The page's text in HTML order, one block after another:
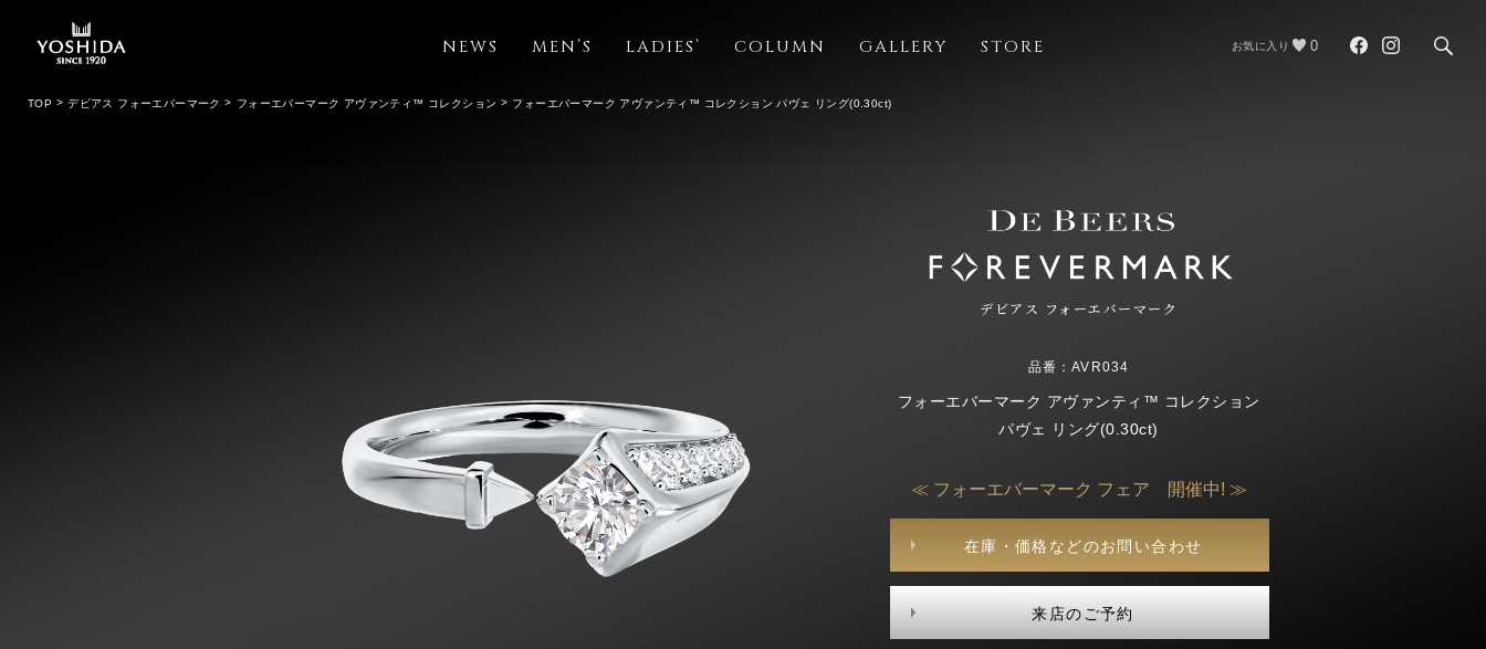
NEWS MEN’S LADIES’ COLUMN GALLERY STORE お気に入り 0
デビアス フォーエバーマーク
品番：AVR034
フォーエバーマーク アヴァンティ™ コレクション
パヴェ リング(0.30ct)
≪ フォーエバーマーク フェア 開催中! ≫
在庫・価格などのお問い合わせ
来店のご予約
TOP デビアス フォーエバーマーク フォーエバーマーク アヴァンティ™ コレクション フォーエバーマーク アヴァンティ™ コレクション パヴェ リング(0.30ct)